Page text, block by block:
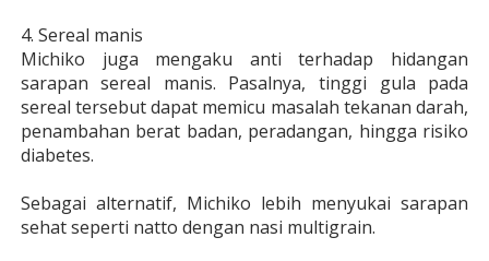
4. Sereal manis
Michiko juga mengaku anti terhadap hidangan
sarapan sereal manis. Pasalnya, tinggi gula pada
sereal tersebut dapat memicu masalah tekanan darah,
penambahan berat badan, peradangan, hingga risiko
diabetes.
Sebagai alternatif, Michiko lebih menyukai sarapan
sehat seperti natto dengan nasi multigrain.